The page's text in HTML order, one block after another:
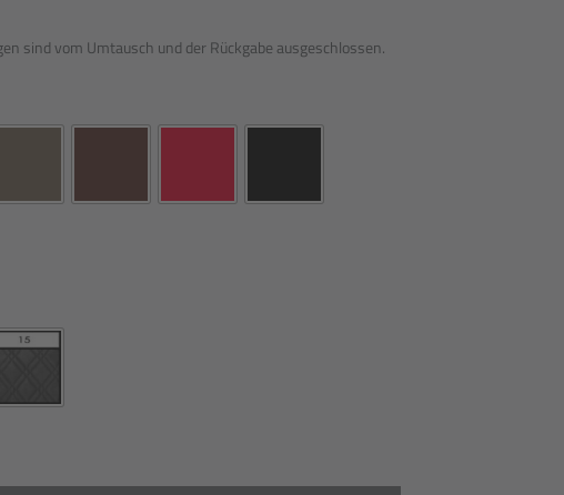
sind vom Umtausch und der Rückgabe ausgeschlossen.
TGA Bj 2007-2016 Menge